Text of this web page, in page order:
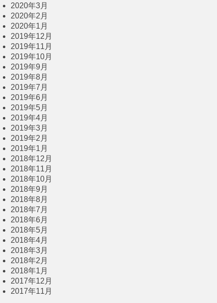
2020年3月
2020年2月
2020年1月
2019年12月
2019年11月
2019年10月
2019年9月
2019年8月
2019年7月
2019年6月
2019年5月
2019年4月
2019年3月
2019年2月
2019年1月
2018年12月
2018年11月
2018年10月
2018年9月
2018年8月
2018年7月
2018年6月
2018年5月
2018年4月
2018年3月
2018年2月
2018年1月
2017年12月
2017年11月